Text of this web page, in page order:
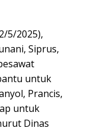
5/2025),
Siprus,
untuk
Prancis,
untuk
Dinas